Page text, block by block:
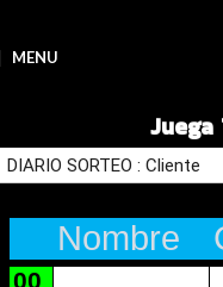
MENU
Juega